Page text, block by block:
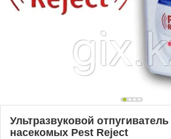
Ультразвуковой
насекомых Pest Reject